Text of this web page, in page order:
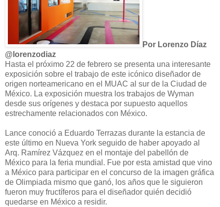
Por Lorenzo Díaz
@lorenzodiaz
Hasta el próximo 22 de febrero se presenta una interesante
exposición sobre el trabajo de este icónico diseñador de
origen norteamericano en el MUAC al sur de la Ciudad de
México. La exposición muestra los trabajos de Wyman
desde sus orígenes y destaca por supuesto aquellos
estrechamente relacionados con México.
Lance conoció a Eduardo Terrazas durante la estancia de
este último en Nueva York seguido de haber apoyado al
Arq. Ramírez Vázquez en el montaje del pabellón de
México para la feria mundial. Fue por esta amistad que vino
a México para participar en el concurso de la imagen gráfica
de Olimpiada mismo que ganó, los años que le siguieron
fueron muy fructíferos para el diseñador quién decidió
quedarse en México a residir.